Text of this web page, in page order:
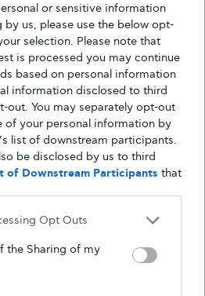
or sensitive information
us, please use the below opt-
selection. Please note that
is processed you may continue
based on personal information
information disclosed to third
out. You may separately opt-out
of your personal information by
list of downstream participants.
be disclosed by us to third
of Downstream Participants that
Opt Outs
the Sharing of my
είτε της θάλασσας, η
παπουτσιών (κυρίως
ορθοστασία και
τα πόδια ενώ
στις φτέρνες και
Για να
ήπιας μορφής κάλους, τα
τραχύ δέρμα, όσο ακόμα
και αφού τα πόδια έχουν
προβληματικά σημεία με
κινήσεις μέχρι να